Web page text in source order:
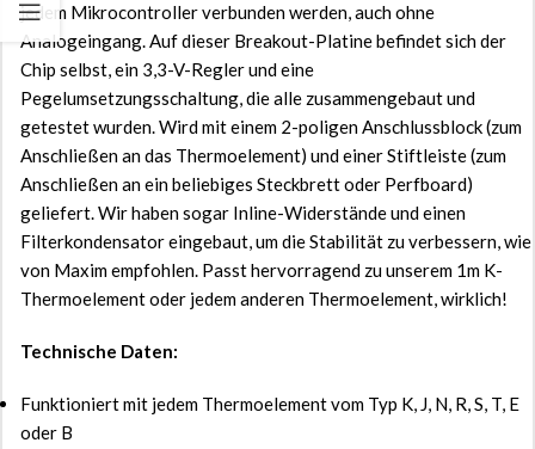
jedem Mikrocontroller verbunden werden, auch ohne
Analogeingang. Auf dieser Breakout-Platine befindet sich der
Chip selbst, ein 3,3-V-Regler und eine
Pegelumsetzungsschaltung, die alle zusammengebaut und
getestet wurden. Wird mit einem 2-poligen Anschlussblock (zum
Anschließen an das Thermoelement) und einer Stiftleiste (zum
Anschließen an ein beliebiges Steckbrett oder Perfboard)
geliefert. Wir haben sogar Inline-Widerstände und einen
Filterkondensator eingebaut, um die Stabilität zu verbessern, wie
von Maxim empfohlen. Passt hervorragend zu unserem 1m K-
Thermoelement oder jedem anderen Thermoelement, wirklich!
Technische Daten:
Funktioniert mit jedem Thermoelement vom Typ K, J, N, R, S, T, E
oder B